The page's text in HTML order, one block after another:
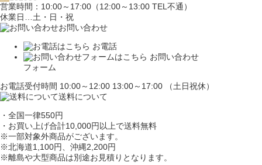
営業時間：10:00～17:00（12:00～13:00 TEL不通）
休業日…土・日・祝
お問い合わせ
お電話
お問い合わせ
フォーム
お電話受付時間 10:00～12:00 13:00～17:00 （土日祝休）
送料について
・全国一律550円
・お買い上げ合計10,000円 以上で送料無料
※一部対象外商品がございます。
※北海道1,100円
、沖縄2,200円
※離島や大型商品は別途お見積りとなります。